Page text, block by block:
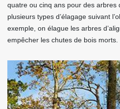
quatre ou cinq ans pour des arbres
plusieurs types d’élagage suivant
exemple, on élague les arbres
empêcher les chutes de bois morts.